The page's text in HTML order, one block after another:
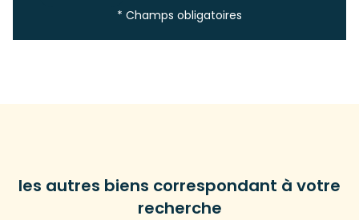
* Champs obligatoires
les autres biens correspondant à votre
recherche